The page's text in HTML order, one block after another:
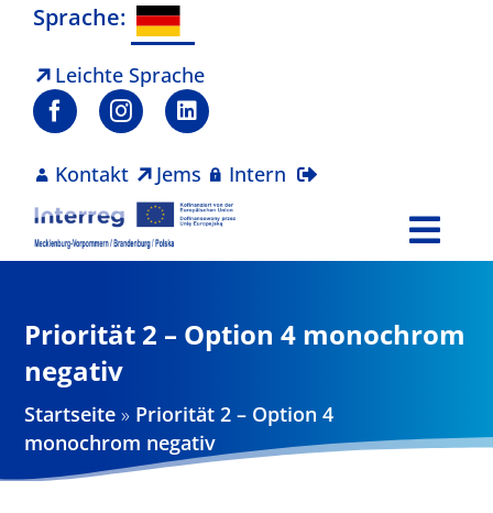
Zum
springen
Sprache:
Leichte Sprache
Kontakt Jems Intern
Projekte
Aktuelles
Priorität 2 – Option 4 monochrom
negativ
Startseite » Priorität 2 – Option 4
monochrom negativ